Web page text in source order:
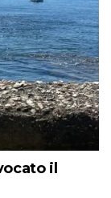
il